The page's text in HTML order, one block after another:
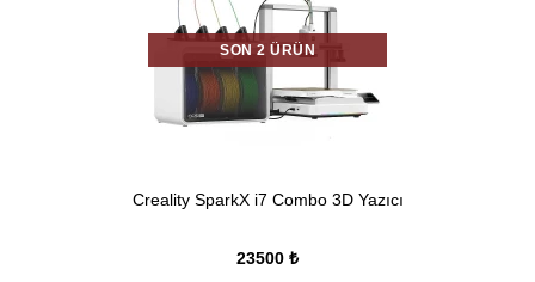
SON 2 ÜRÜN
Creality SparkX i7 Combo 3D Yazıcı
23500 ₺